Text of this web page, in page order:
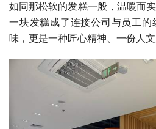
如同那松软的发糕一般，温暖而
一块发糕成了连接公司与员工的
味，更是一种匠心精神、一份人